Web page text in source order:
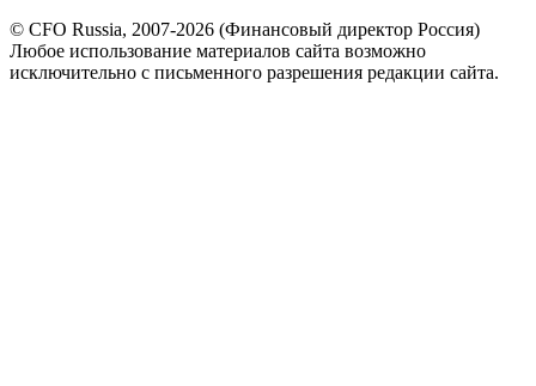
© CFO Russia, 2007-2026 (Финансовый директор Россия)
Любое использование материалов сайта возможно
исключительно с письменного разрешения редакции сайта.